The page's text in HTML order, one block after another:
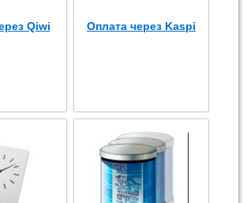
Qiwi Оплата через Kaspi